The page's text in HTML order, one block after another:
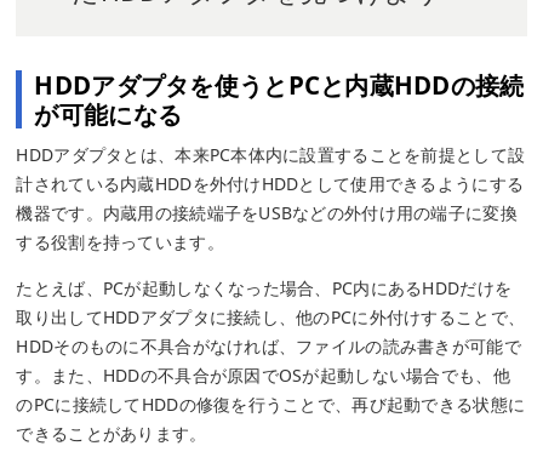
HDDアダプタを使うとPCと内蔵HDDの接続
が可能になる
HDDアダプタとは、本来PC本体内に設置することを前提として設
計されている内蔵HDDを外付けHDDとして使用できるようにする
機器です。内蔵用の接続端子をUSBなどの外付け用の端子に変換
する役割を持っています。
たとえば、PCが起動しなくなった場合、PC内にあるHDDだけを
取り出してHDDアダプタに接続し、他のPCに外付けすることで、
HDDそのものに不具合がなければ、ファイルの読み書きが可能で
す。また、HDDの不具合が原因でOSが起動しない場合でも、他
のPCに接続してHDDの修復を行うことで、再び起動できる状態に
できることがあります。